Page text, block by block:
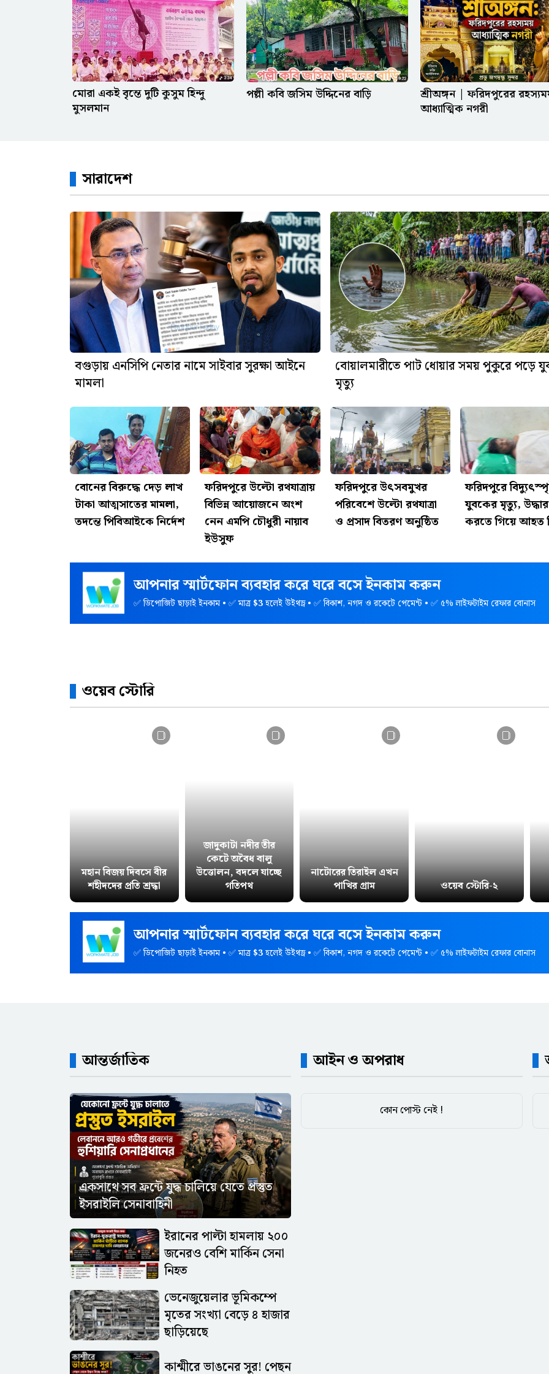
মোরা একই বৃন্তে দুটি কুসুম হিন্দু
মুসলমান
পল্লী কবি জসিম উদ্দিনের বাড়ি
শ্রীঅঙ্গন | ফরিদপুরের
আধ্যাত্মিক নগরী
সারাদেশ
বগুড়ায় এনসিপি নেতার নামে সাইবার সুরক্ষা আইনে
মামলা
বোয়ালমারীতে পাট ধোয়ার সময় পুকুরে পড়ে
মৃত্যু
বোনের বিরুদ্ধে দেড় লাখ
টাকা আত্মসাতের মামলা,
তদন্তে পিবিআইকে নির্দেশ
ফরিদপুরে উল্টো রথযাত্রায়
বিভিন্ন আয়োজনে অংশ
নেন এমপি চৌধুরী নায়াব
ইউসুফ
ফরিদপুরে উৎসবমুখর
পরিবেশে উল্টো রথযাত্রা
ও প্রসাদ বিতরণ অনুষ্ঠিত
ফরিদপুরে
যুবকের মৃত্যু, উদ্ধার
করতে গিয়ে আহত
আপনার স্মার্টফোন ব্যবহার করে ঘরে বসে ইনকাম করুন
✅ ডিপোজিট ছাড়াই ইনকাম • ✅ মাত্র$3হলেই উইথড্র • ✅ বিকাশ, নগদ ও রকেটে পেমেন্ট • ✅ ৫% লাইফটাইম রেফার বোনাস
ওয়েব স্টোরি
মহান বিজয় দিবসে বীর
শহীদদের প্রতি শ্রদ্ধা
জাদুকাটা নদীর তীর
কেটে অবৈধ বালু
উত্তোলন, বদলে যাচ্ছে
গতিপথ
নাটোরের তিরাইল এখন
পাখির গ্রাম
ওয়েব স্টোরি-২
আপনার স্মার্টফোন ব্যবহার করে ঘরে বসে ইনকাম করুন
✅ ডিপোজিট ছাড়াই ইনকাম • ✅ মাত্র$3হলেই উইথড্র • ✅ বিকাশ, নগদ ও রকেটে পেমেন্ট • ✅ ৫% লাইফটাইম রেফার বোনাস
আন্তর্জাতিক
একসাথে সব ফ্রন্টে যুদ্ধ চালিয়ে যেতে প্রস্তুত
ইসরাইলি সেনাবাহিনী
ইরানের পাল্টা হামলায় ২০০
জনেরও বেশি মার্কিন সেনা
নিহত
ভেনেজুয়েলার ভূমিকম্পে
মৃতের সংখ্যা বেড়ে ৪ হাজার
ছাড়িয়েছে
কাশ্মীরে ভাঙনের সুর! পেছন
আইন ও অপরাধ
কোন পোস্ট নেই !